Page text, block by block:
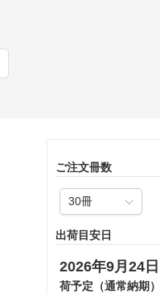
ご注文冊数
出荷目安日
2026年9月24日
荷予定（通常納期）